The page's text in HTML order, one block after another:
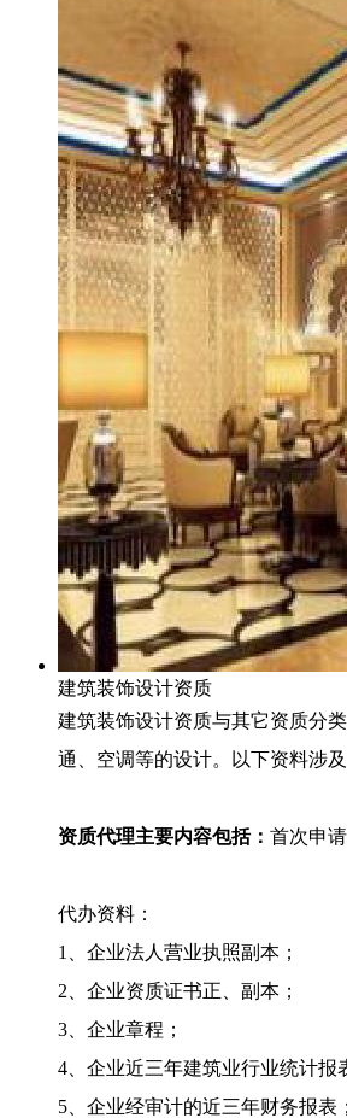
建筑装饰设计资质
建筑装饰设计资质与其它资质分
通、空调等的设计。以下资料涉
资质代理主要内容包括： 首次申
代办资料：
1、企业法人营业执照副本；
2、企业资质证书正、副本；
3、企业章程；
4、企业近三年建筑业行业统计报
5、企业经审计的近三年财务报表；